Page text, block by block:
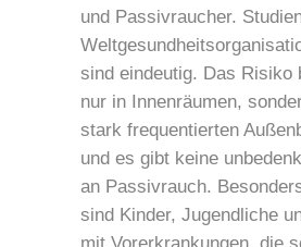
und Passivraucher.
sind eindeutig. Das Risiko
nur in Innenräumen,
stark frequentierten
und es gibt keine
an Passivrauch.
sind Kinder, Jugendliche
mit Vorerkrankungen, die